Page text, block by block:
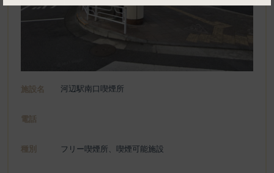
施設名 河辺駅南口喫煙所
電話
種別 フリー喫煙所、喫煙可能施設